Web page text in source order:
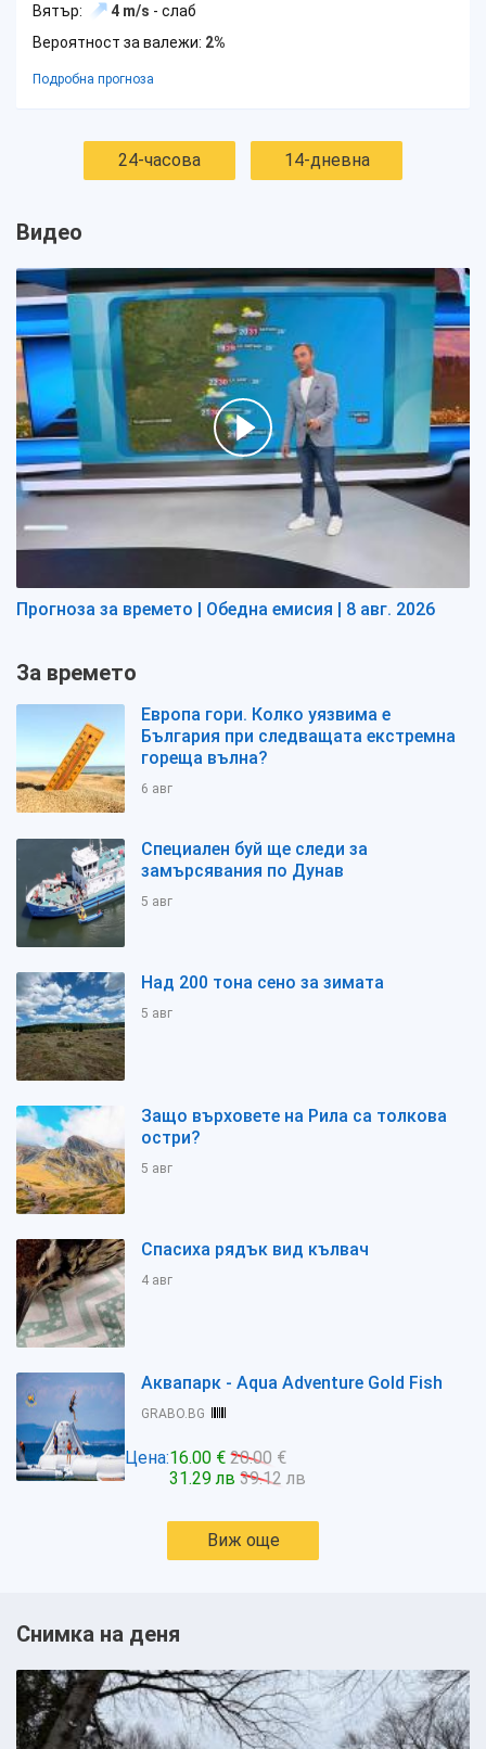
Вятър: 4 m/s - слаб
Вероятност за валежи: 2%
Подробна прогноза
24-часова 14-дневна
Видео
Прогноза за времето | Обедна емисия | 8 авг. 2026
За времето
Европа гори. Колко уязвима е
България при следващата екстремна
гореща вълна?
6 авг
Специален буй ще следи за
замърсявания по Дунав
5 авг
Над 200 тона сено за зимата
5 авг
Защо върховете на Рила са толкова
остри?
5 авг
Спасиха рядък вид кълвач
4 авг
Аквапарк - Aqua Adventure Gold Fish
GRABO.BG
Цена:16.00 € 20.00 €
31.29 лв 39.12 лв
Виж още
Снимка на деня